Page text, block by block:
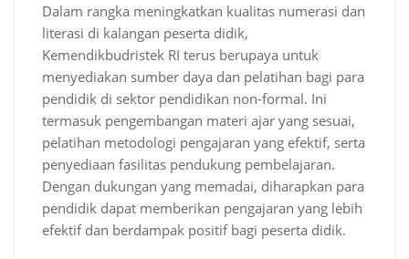
Dalam rangka meningkatkan kualitas numerasi dan
literasi di kalangan peserta didik,
Kemendikbudristek RI terus berupaya untuk
menyediakan sumber daya dan pelatihan bagi para
pendidik di sektor pendidikan non-formal. Ini
termasuk pengembangan materi ajar yang sesuai,
pelatihan metodologi pengajaran yang efektif, serta
penyediaan fasilitas pendukung pembelajaran.
Dengan dukungan yang memadai, diharapkan para
pendidik dapat memberikan pengajaran yang lebih
efektif dan berdampak positif bagi peserta didik.